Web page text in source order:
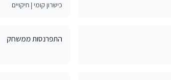
כישרון קומי | חיקויים
התפרנסות ממשחק